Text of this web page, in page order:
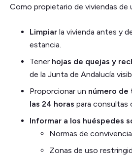
Como propietario de viviendas de
Limpiar la vivienda antes y
estancia.
Tener hojas de quejas y
de la Junta de Andalucía
Proporcionar un número
las 24 horas para consultas
Informar a los huéspedes
Normas de
Zonas de uso